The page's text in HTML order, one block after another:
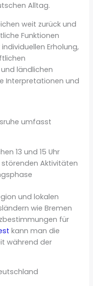
Alltag.
weit zurück und
Funktionen
Erholung,
ländlichen
Interpretationen und
umfasst
13 und 15 Uhr
störenden Aktivitäten
und lokalen
wie Bremen
für
kann man die
während der